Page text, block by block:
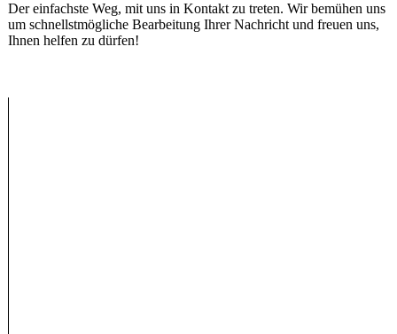
Der einfachste Weg, mit uns in Kontakt zu treten. Wir bemühen uns
um schnellstmögliche Bearbeitung Ihrer Nachricht und freuen uns,
Ihnen helfen zu dürfen!